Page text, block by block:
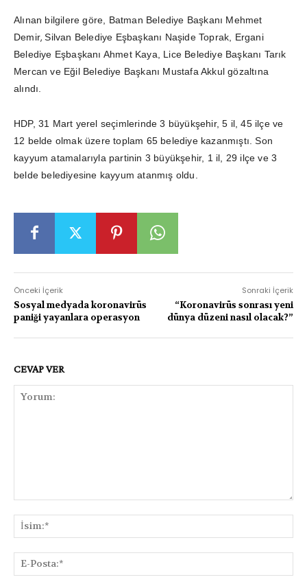
Alınan bilgilere göre, Batman Belediye Başkanı Mehmet
Demir,Silvan Belediye Eşbaşkanı Naşide Toprak, Ergani
Belediye Eşbaşkanı Ahmet Kaya, Lice Belediye Başkanı Tarık
Mercan ve Eğil Belediye Başkanı Mustafa Akkul gözaltına
alındı.
HDP, 31 Mart yerel seçimlerinde 3 büyükşehir, 5 il, 45 ilçe ve
12 belde olmak üzere toplam 65 belediye kazanmıştı. Son
kayyum atamalarıyla partinin 3 büyükşehir, 1 il, 29 ilçe ve 3
belde belediyesine kayyum atanmış oldu.
Önceki İçerik
Sosyal medyada koronavirüs
paniği yayanlara operasyon
Sonraki İçerik
“Koronavirüs sonrası yeni
dünya düzeni nasıl olacak?”
CEVAP VER